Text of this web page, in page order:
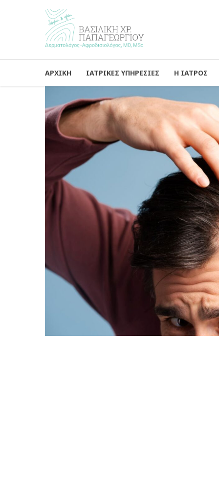
ΑΡΧΙΚΗ ΙΑΤΡΙΚΕΣ ΥΠΗΡΕΣΙΕΣ Η ΙΑΤΡΟΣ